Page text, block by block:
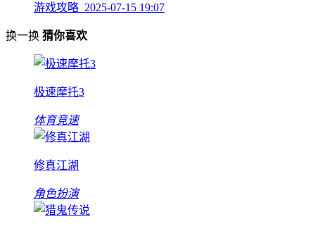
游戏攻略 2025-07-15 19:07
换一换 猜你喜欢
极速摩托3
体育竞速
修真江湖
角色扮演